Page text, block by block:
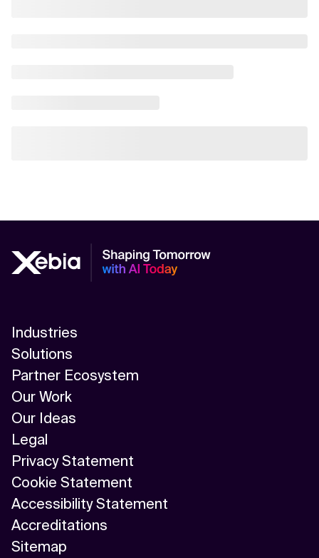
Industries
Solutions
Partner Ecosystem
Our Work
Our Ideas
Legal
Privacy Statement
Cookie Statement
Accessibility Statement
Accreditations
Sitemap